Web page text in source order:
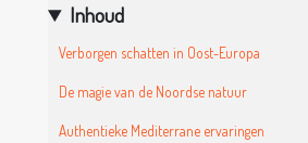
Inhoud
Verborgen schatten in Oost-Europa
De magie van de Noordse natuur
Authentieke Mediterrane ervaringen